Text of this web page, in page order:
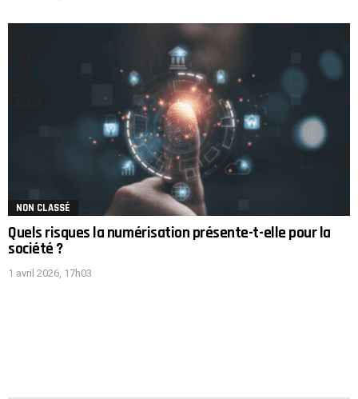
NON CLASSÉ
Quels risques la numérisation présente-t-elle pour la
société ?
1 avril 2026, 17h03